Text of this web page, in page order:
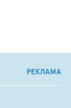
РЕКЛАМА